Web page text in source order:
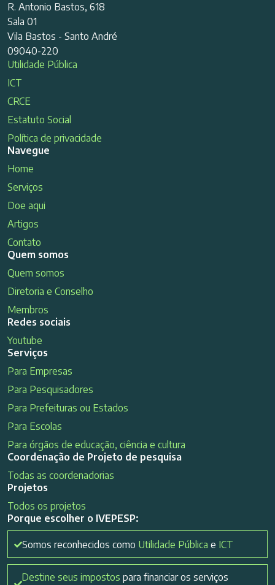
R. Antonio Bastos, 618
Sala 01
Vila Bastos - Santo André
09040-220
Utilidade Pública
ICT
CRCE
Estatuto Social
Política de privacidade
Navegue
Home
Serviços
Doe aqui
Artigos
Contato
Quem somos
Quem somos
Diretoria e Conselho
Membros
Redes sociais
Youtube
Serviços
Para Empresas
Para Pesquisadores
Para Prefeituras ou Estados
Para Escolas
Para órgãos de educação, ciência e cultura
Coordenação de Projeto de pesquisa
Todas as coordenadorias
Projetos
Todos os projetos
Porque escolher o IVEPESP:
Somos reconhecidos como Utilidade Pública e ICT
Destine seus impostos para financiar os serviços